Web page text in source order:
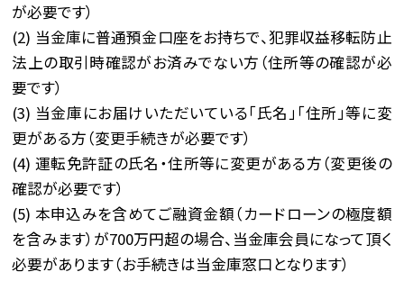
が必要です）
(2) 当金庫に普通預金口座をお持ちで、犯罪収益移転防止
法上の取引時確認がお済みでない方（住所等の確認が必
要です）
(3) 当金庫にお届けいただいている「氏名」「住所」等に変
更がある方（変更手続きが必要です）
(4) 運転免許証の氏名・住所等に変更がある方（変更後の
確認が必要です）
(5) 本申込みを含めてご融資金額（カードローンの極度額
を含みます）が700万円超の場合、当金庫会員になって頂く
必要があります（お手続きは当金庫窓口となります）